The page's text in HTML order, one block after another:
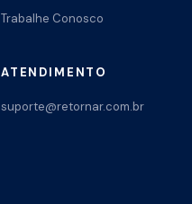
Trabalhe Conosco
ATENDIMENTO
suporte@retornar.com.br